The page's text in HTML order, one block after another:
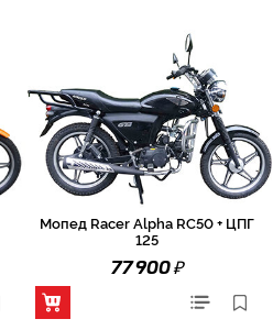
Мопед Racer Alpha RC50 + ЦПГ
125
77 900₽